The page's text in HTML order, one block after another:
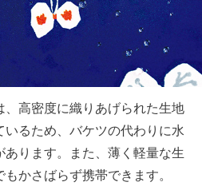
、高密度に織りあげられた生地
るため、バケツの代わりに水
あります。また、薄く軽量な生
かさばらず携帯できます。